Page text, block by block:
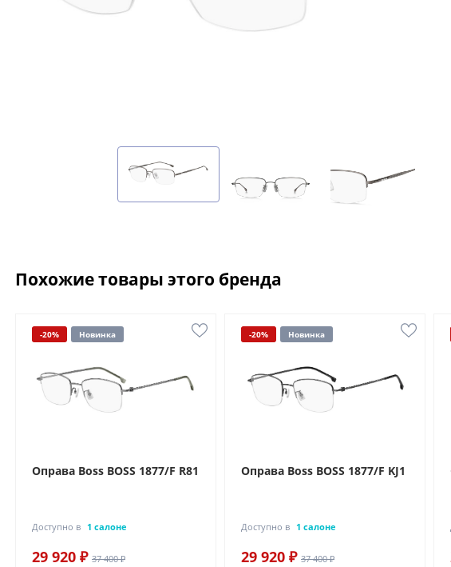
Похожие товары этого бренда
-20% Новинка
Оправа Boss BOSS 1877/F R81
Доступно в 1 салоне
29 920 ₽ 37 400 ₽
-20% Новинка
Оправа Boss BOSS 1877/F KJ1
Доступно в 1 салоне
29 920 ₽ 37 400 ₽